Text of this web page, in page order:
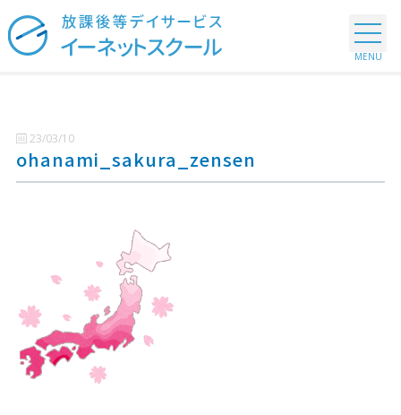
23/03/10
ohanami_sakura_zensen